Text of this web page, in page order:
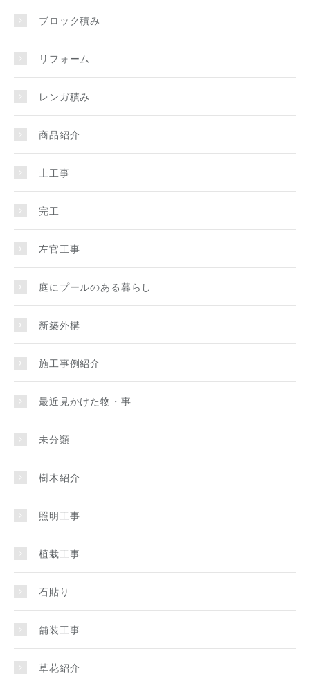
ブロック積み
リフォーム
レンガ積み
商品紹介
土工事
完工
左官工事
庭にプールのある暮らし
新築外構
施工事例紹介
最近見かけた物・事
未分類
樹木紹介
照明工事
植栽工事
石貼り
舗装工事
草花紹介